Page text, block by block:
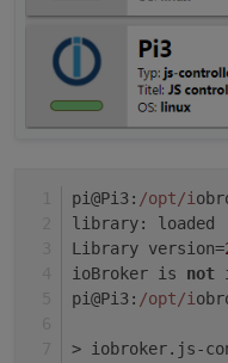
pi@Pi3: /opt/i
library: loaded
Library version=
ioBroker is not
pi@Pi3: /opt/i
> iobroker.js-